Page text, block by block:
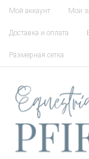
Мой аккаунт Мои
Доставка и оплата
Размерная сетка